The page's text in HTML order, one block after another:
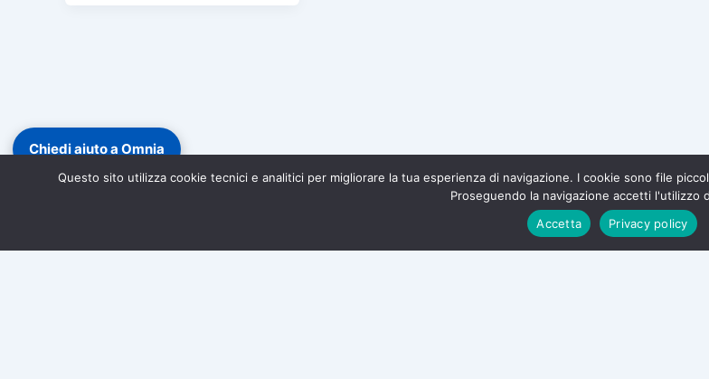
Iscriviti gratuitamente e difendi i tuoi diritti.
Chiedi aiuto a Omnia
Questo sito utilizza cookie tecnici e analitici per migliorare la tua esperienza di navigazione. I cookie sono file
Proseguendo la navigazione accetti l'utilizzo
Accetta
Privacy policy